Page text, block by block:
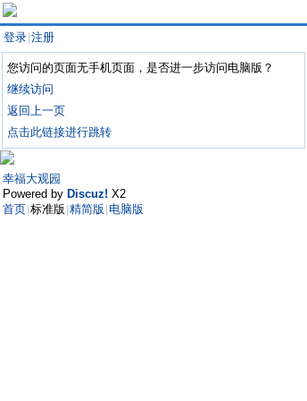
登录 注册
您访问的页面无手机页面，是否进一步访问电脑版？
继续访问
返回上一页
点击此链接进行跳转
幸福大观园
Powered by Discuz! X2
首页 标准版 精简版 电脑版